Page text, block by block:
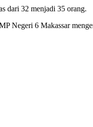
dari 32 menjadi 35 orang.
Negeri 6 Makassar